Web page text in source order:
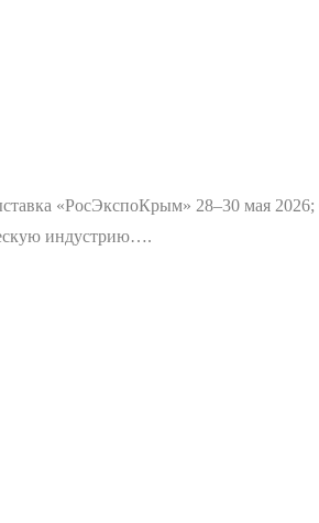
«РосЭкспоКрым» 28–30 мая
индустрию….